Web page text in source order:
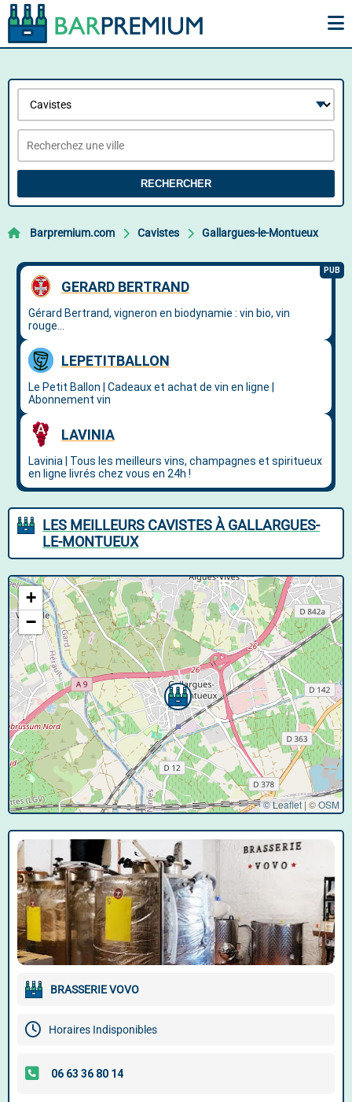
RECHERCHER
Barpremium.com Cavistes Gallargues-le-Montueux
LES MEILLEURS CAVISTES À GALLARGUES-
LE-MONTUEUX
+
−
© Leaflet| ©OSM
BRASSERIE VOVO
Horaires Indisponibles